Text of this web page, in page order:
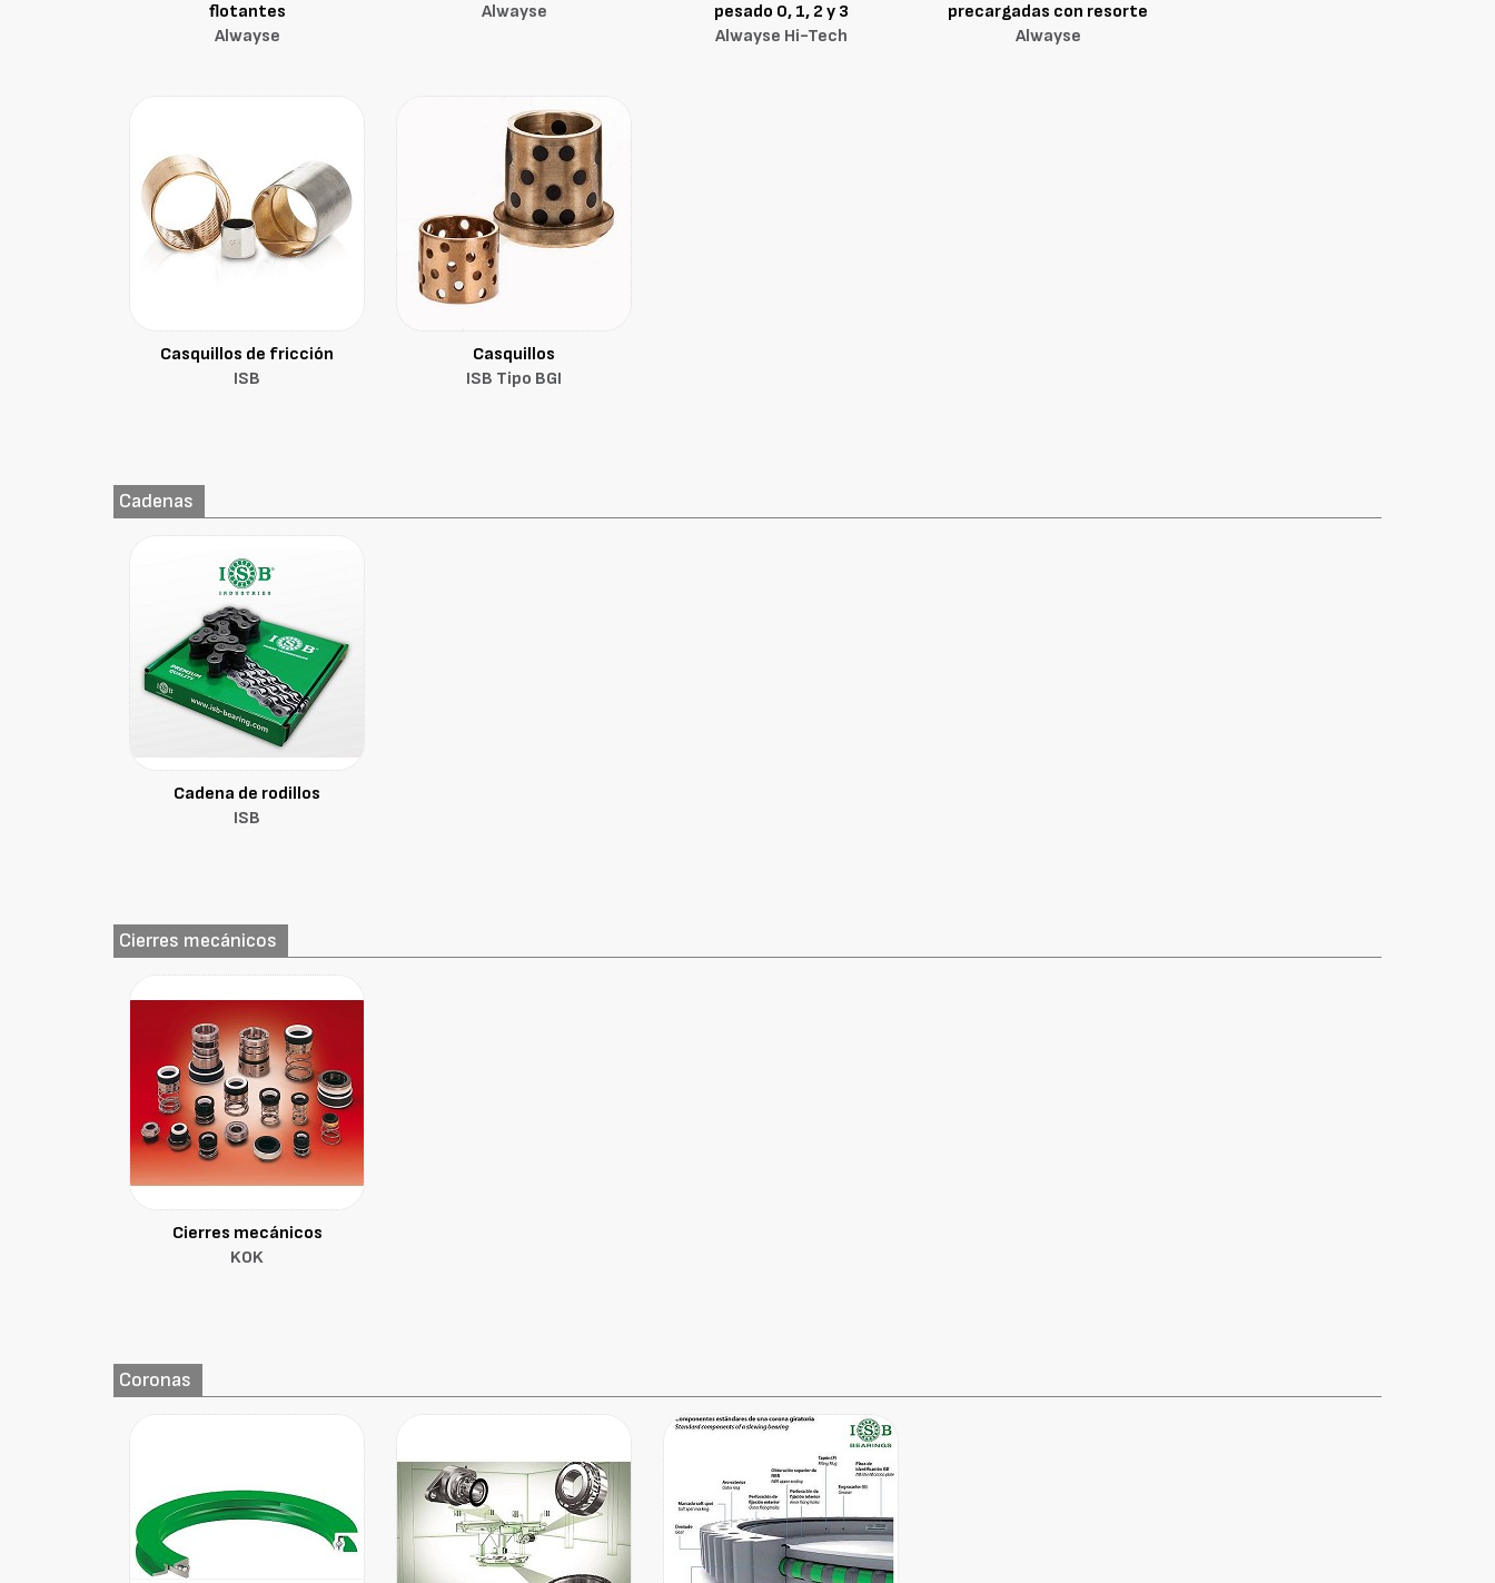
flotantes
Alwayse
Alwayse
pesado 0, 1, 2 y 3
Alwayse Hi-Tech
precargadas con resorte
Alwayse
Casquillos de fricción
ISB
Casquillos
ISB Tipo BGI
Cadenas
Cadena de rodillos
ISB
Cierres mecánicos
Cierres mecánicos
KOK
Coronas